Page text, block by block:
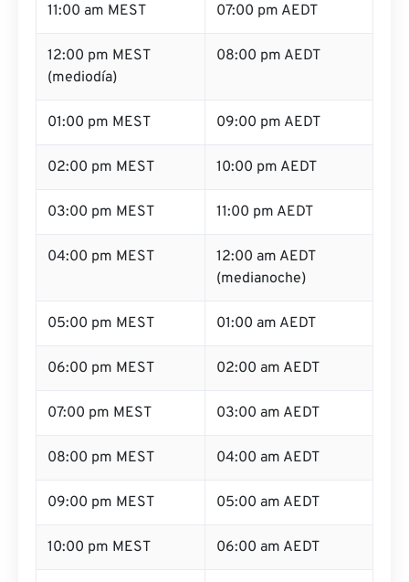
11:00 am MEST 07:00 pm AEDT
12:00 pm MEST
(mediodía)
08:00 pm AEDT
01:00 pm MEST 09:00 pm AEDT
02:00 pm MEST 10:00 pm AEDT
03:00 pm MEST 11:00 pm AEDT
04:00 pm MEST
12:00 am AEDT
(medianoche)
05:00 pm MEST 01:00 am AEDT
06:00 pm MEST 02:00 am AEDT
07:00 pm MEST 03:00 am AEDT
08:00 pm MEST 04:00 am AEDT
09:00 pm MEST 05:00 am AEDT
10:00 pm MEST 06:00 am AEDT